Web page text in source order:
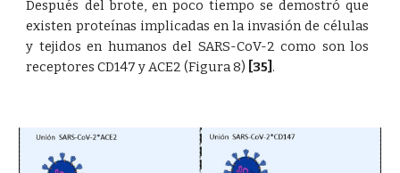
Después del brote, en poco tiempo se demostró que
existen proteínas implicadas en la invasión de células
y tejidos en humanos del SARS-CoV-2 como son los
receptores CD147 y ACE2 (Figura 8) [35] .